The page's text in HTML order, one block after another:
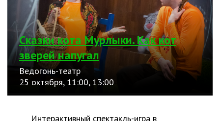
Сказки кота Мурлыки. Как кот
зверей напугал
Ведогонь-театр
25 октября, 11:00, 13:00
Интерактивный спектакль-игра в